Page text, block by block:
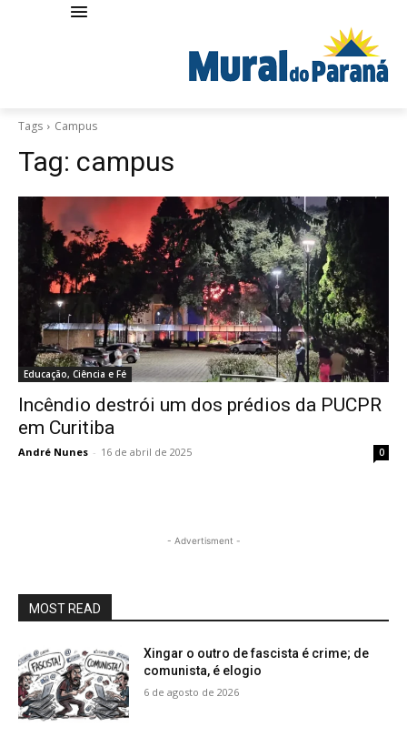
Tags Campus
Tag: campus
Educação, Ciência e Fé
Incêndio destrói um dos prédios da PUCPR
em Curitiba
André Nunes - 16 de abril de 2025 0
- Advertisment -
MOST READ
Xingar o outro de fascista é crime; de
comunista, é elogio
6 de agosto de 2026